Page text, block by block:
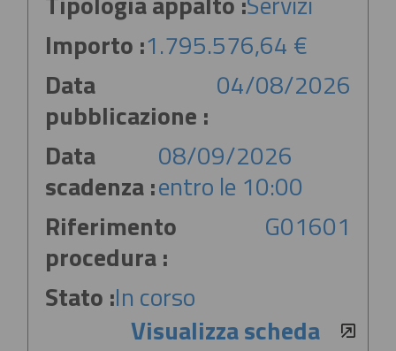
Importo :1.795.576,64 €
Data
pubblicazione :
04/08/2026
Data
scadenza :
08/09/2026
entro le 10:00
Riferimento
procedura :
G01601
Stato :In corso
Visualizza scheda